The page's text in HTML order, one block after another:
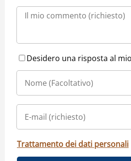
Desidero una risposta al
Trattamento dei dati personali